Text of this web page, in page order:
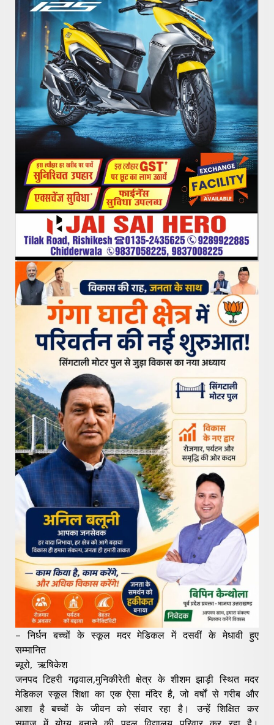
– निर्धन बच्चों के स्कूल मदर मेडिकल में दसवीं के मेधावी हुए
सम्मानित
ब्यूरो, ऋषिकेश
जनपद टिहरी गढ़वाल,मुनिकीरेती क्षेत्र के शीशम झाड़ी स्थित मदर
मेडिकल स्कूल शिक्षा का एक ऐसा मंदिर है, जो वर्षों से गरीब और
आशा है बच्चों के जीवन को संवार रहा है। उन्हें शिक्षित कर